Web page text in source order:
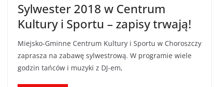
Sylwester 2018 w Centrum
Kultury i Sportu – zapisy trwają!
Miejsko-Gminne Centrum Kultury i Sportu w Choroszczy
zaprasza na zabawę sylwestrową. W programie wiele
godzin tańców i muzyki z DJ-em,